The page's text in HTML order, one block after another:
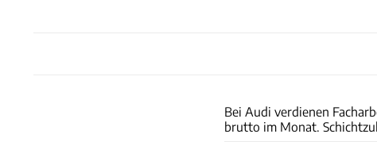
Bei Audi verdienen
brutto im Monat.